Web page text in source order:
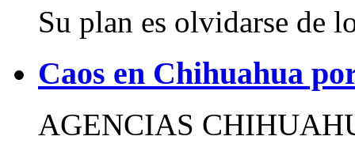
Su plan es olvidarse de
Caos en Chihuahua
AGENCIAS